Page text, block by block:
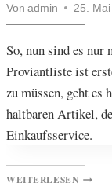
Von admin 25.
So, nun sind es nur
Proviantliste ist
zu müssen, geht es
haltbaren Artikel,
Einkaufsservice.
WEITERLESENNOCH